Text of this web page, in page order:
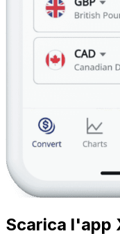
Scarica l'app